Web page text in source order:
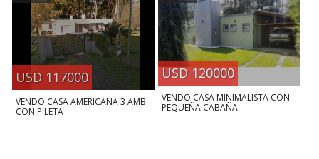
USD 117000
VENDO CASA AMERICANA 3 AMB
CON PILETA
USD 120000
VENDO CASA MINIMALISTA CON
PEQUEÑA CABAÑA